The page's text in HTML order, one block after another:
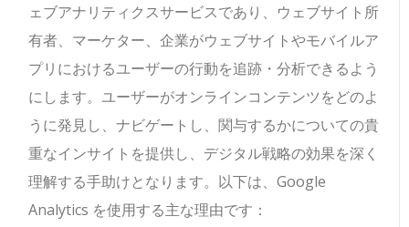
ェブアナリティクスサービスであり、ウェブサイト所
有者、マーケター、企業がウェブサイトやモバイルア
プリにおけるユーザーの行動を追跡・分析できるよう
にします。ユーザーがオンラインコンテンツをどのよ
うに発見し、ナビゲートし、関与するかについての貴
重なインサイトを提供し、デジタル戦略の効果を深く
理解する手助けとなります。以下は、Google
Analytics を使用する主な理由です：